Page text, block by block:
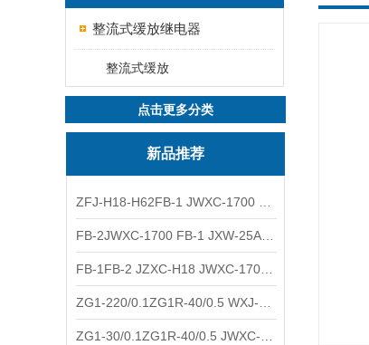
整流式缓放继电器
整流式缓放
点击更多分类
新品推荐